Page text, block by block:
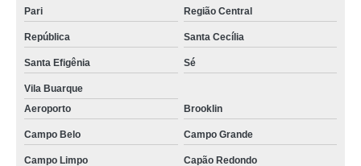
Pari Região Central
República Santa Cecília
Santa Efigênia Sé
Vila Buarque
Aeroporto
Brooklin
Campo Belo Campo Grande
Campo Limpo Capão Redondo